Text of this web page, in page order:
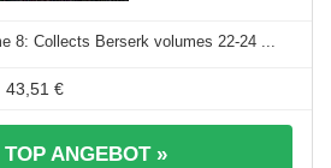
8: Collects Berserk volumes 22-24 ...
43,51 €
TOP ANGEBOT »